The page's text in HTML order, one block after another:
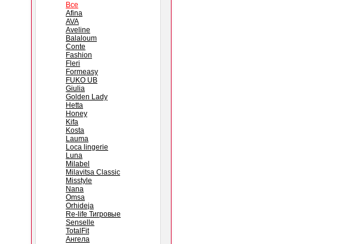
Все
Afina
AVA
Aveline
Balaloum
Conte
Fashion
Fleri
Formeasy
FUKO UB
Giulia
Golden Lady
Hetta
Honey
Kifa
Kosta
Lauma
Loca lingerie
Luna
Milabel
Milavitsa Classic
Misstyle
Nana
Omsa
Orhideja
Re-life Тигровые
Senselle
TotalFit
Ангела